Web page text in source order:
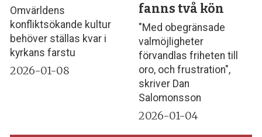
Omvärldens
konfliktsökande kultur
behöver ställas kvar i
kyrkans farstu
2026-01-08
fanns två kön
"Med obegränsade
valmöjligheter
förvandlas friheten till
oro, och frustration",
skriver Dan
Salomonsson
2026-01-04